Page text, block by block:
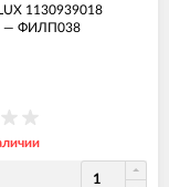
1130939018
— ФИЛП038